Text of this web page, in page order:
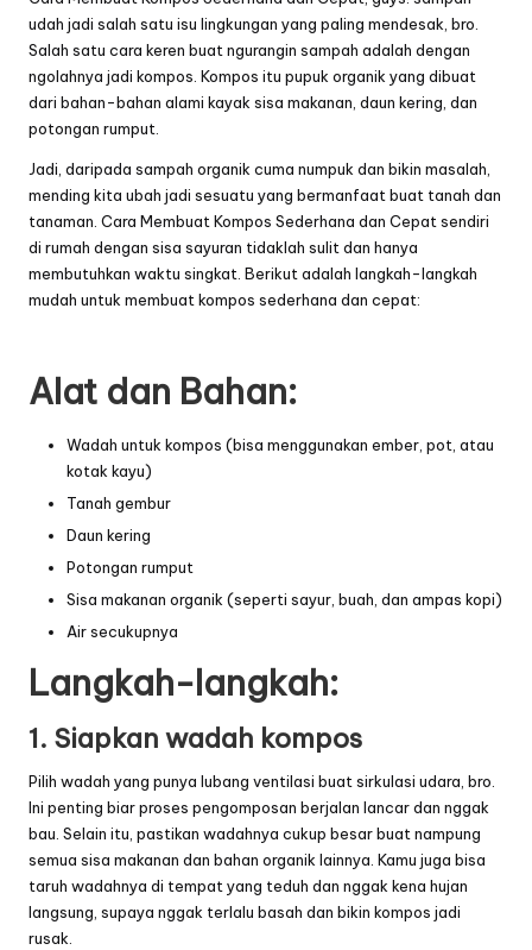
udah jadi salah satu isu lingkungan yang paling mendesak, bro.
Salah satu cara keren buat ngurangin sampah adalah dengan
ngolahnya jadi kompos. Kompos itu pupuk organik yang dibuat
dari bahan-bahan alami kayak sisa makanan, daun kering, dan
potongan rumput.
Jadi, daripada sampah organik cuma numpuk dan bikin masalah,
mending kita ubah jadi sesuatu yang bermanfaat buat tanah dan
tanaman. Cara Membuat Kompos Sederhana dan Cepat sendiri
di rumah dengan sisa sayuran tidaklah sulit dan hanya
membutuhkan waktu singkat. Berikut adalah langkah-langkah
mudah untuk membuat kompos sederhana dan cepat:
Alat dan Bahan:
Wadah untuk kompos (bisa menggunakan ember, pot, atau
kotak kayu)
Tanah gembur
Daun kering
Potongan rumput
Sisa makanan organik (seperti sayur, buah, dan ampas kopi)
Air secukupnya
Langkah-langkah:
1. Siapkan wadah kompos
Pilih wadah yang punya lubang ventilasi buat sirkulasi udara, bro.
Ini penting biar proses pengomposan berjalan lancar dan nggak
bau. Selain itu, pastikan wadahnya cukup besar buat nampung
semua sisa makanan dan bahan organik lainnya. Kamu juga bisa
taruh wadahnya di tempat yang teduh dan nggak kena hujan
langsung, supaya nggak terlalu basah dan bikin kompos jadi
rusak.